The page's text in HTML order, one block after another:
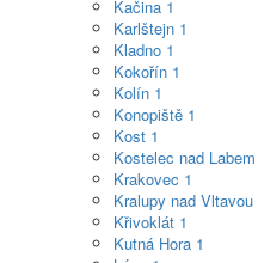
Kačina 1
Karlštejn 1
Kladno 1
Kokořín 1
Kolín 1
Konopiště 1
Kost 1
Kostelec nad Labem
Krakovec 1
Kralupy nad Vltavou
Křivoklát 1
Kutná Hora 1